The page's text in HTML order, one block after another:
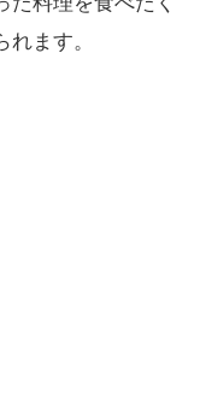
ます。